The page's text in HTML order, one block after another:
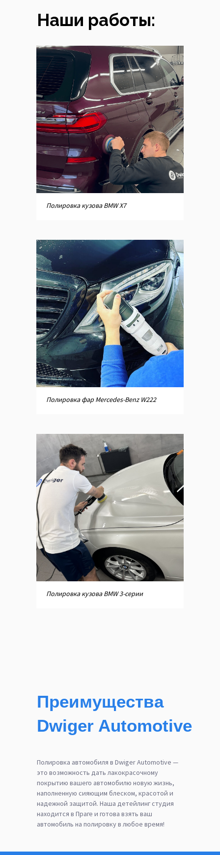
Наши работы:
Полировка кузова BMW X7
Полировка фар Mercedes-Benz W222
Полировка кузова BMW 3-серии
Преимущества
Dwiger Automotive
Полировка автомобиля в Dwiger Automotive —
это возможность дать лакокрасочному
покрытию вашего автомобилю новую жизнь,
наполненную сияющим блеском, красотой и
надежной защитой. Наша детейлинг студия
находится в Праге и готова взять ваш
автомобиль на полировку в любое время!